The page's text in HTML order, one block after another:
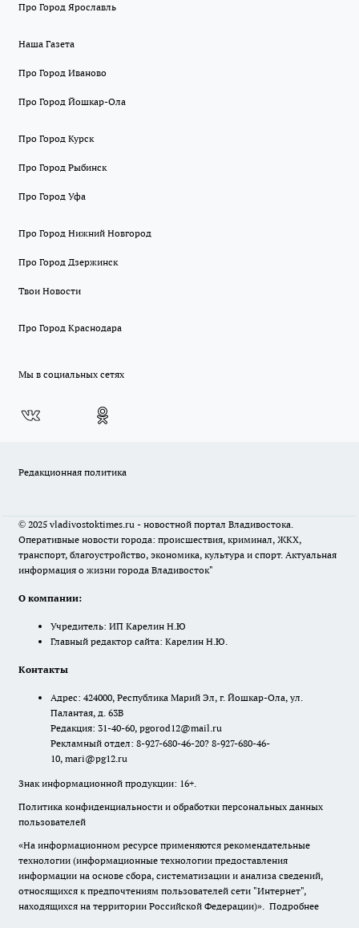
Про Город Ярославль
Наша Газета
Про Город Иваново
Про Город Йошкар-Ола
Про Город Курск
Про Город Рыбинск
Про Город Уфа
Про Город Нижний Новгород
Про Город Дзержинск
Твои Новости
Про Город Краснодара
Мы в социальных сетях
Редакционная политика
© 2025 vladivostoktimes.ru - новостной портал Владивостока.
Оперативные новости города: происшествия, криминал, ЖКХ,
транспорт, благоустройство, экономика, культура и спорт. Актуальная
информация о жизни города Владивосток"
О компании:
Учредитель: ИП Карелин Н.Ю
Главный редактор сайта: Карелин Н.Ю.
Контакты
Адрес: 424000, Республика Марий Эл, г. Йошкар-Ола, ул.
Палантая, д. 63В
Редакция: 31-40-60, pgorod12@mail.ru
Рекламный отдел: 8-927-680-46-20? 8-927-680-46-
10, mari@pg12.ru
Знак информационной продукции: 16+.
Политика конфиденциальности и обработки персональных данных
пользователей
«На информационном ресурсе применяются рекомендательные
технологии (информационные технологии предоставления
информации на основе сбора, систематизации и анализа сведений,
относящихся к предпочтениям пользователей сети "Интернет",
находящихся на территории Российской Федерации)». Подробнее